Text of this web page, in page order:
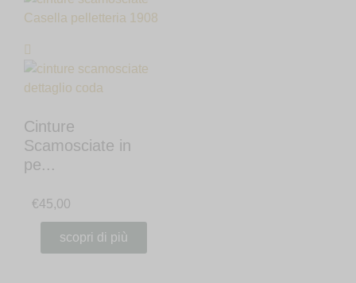
Cinture
Scamosciate in
pe...
€45,00
scopri di più